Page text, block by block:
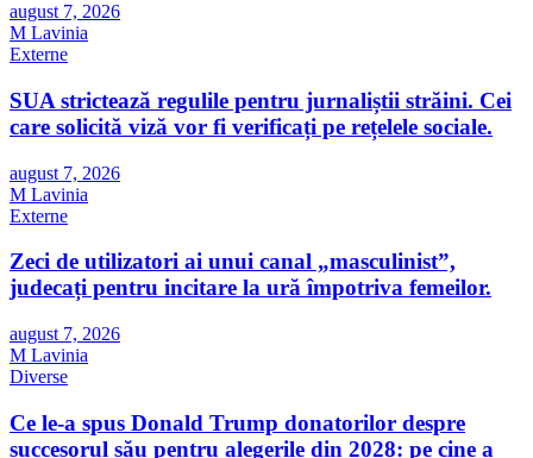
august 7, 2026
M Lavinia
Externe
SUA strictează regulile pentru jurnaliștii străini. Cei
care solicită viză vor fi verificați pe rețelele sociale.
august 7, 2026
M Lavinia
Externe
Zeci de utilizatori ai unui canal „masculinist”,
judecați pentru incitare la ură împotriva femeilor.
august 7, 2026
M Lavinia
Diverse
Ce le-a spus Donald Trump donatorilor despre
succesorul său pentru alegerile din 2028: pe cine a